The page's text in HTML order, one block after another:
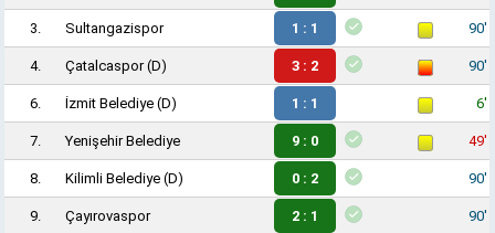
3. Sultangazispor 1 : 1 90'
4. Çatalcaspor(D) 3 : 2 90'
6. İzmit Belediye (D) 1 : 1 6'
7. Yenişehir Belediye 9 : 0 49'
8. Kilimli Belediye (D) 0 : 2 90'
9. Çayırovaspor 2 : 1 90'